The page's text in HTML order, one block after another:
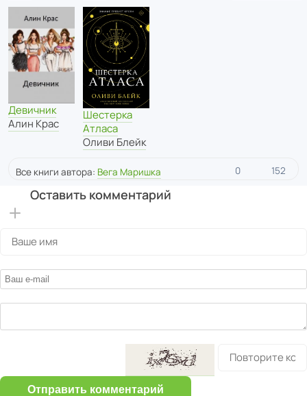
Девичник
Алин Крас
Шестерка
Атласа
Оливи Блейк
Все книги автора: Вега Маришка 0 152
Оставить комментарий
Отправить комментарий